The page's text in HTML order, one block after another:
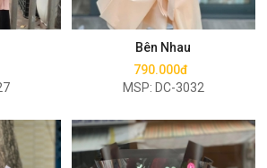
Bên Nhau
790.000đ
MSP: DC-3032
Mua ngay